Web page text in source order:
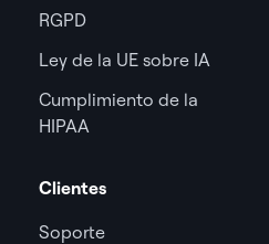
RGPD
Ley de la UE sobre IA
Cumplimiento de la
HIPAA
Clientes
Soporte